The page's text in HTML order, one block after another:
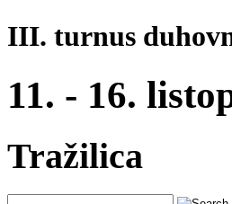
III. turnus
11. - 16.
Tražilica